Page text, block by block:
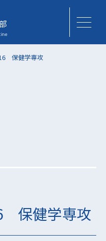
保健学専攻
保健学専攻